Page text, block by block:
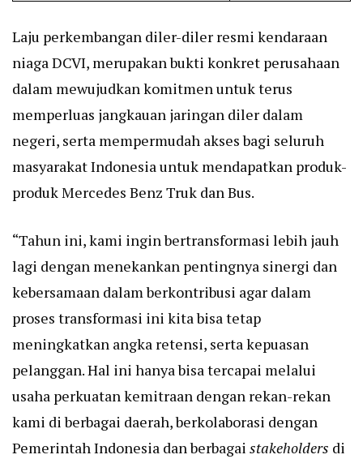
Laju perkembangan diler-diler resmi kendaraan
niaga DCVI, merupakan bukti konkret perusahaan
dalam mewujudkan komitmen untuk terus
memperluas jangkauan jaringan diler dalam
negeri, serta mempermudah akses bagi seluruh
masyarakat Indonesia untuk mendapatkan produk-
produk Mercedes Benz Truk dan Bus.
“Tahun ini, kami ingin bertransformasi lebih jauh
lagi dengan menekankan pentingnya sinergi dan
kebersamaan dalam berkontribusi agar dalam
proses transformasi ini kita bisa tetap
meningkatkan angka retensi, serta kepuasan
pelanggan. Hal ini hanya bisa tercapai melalui
usaha perkuatan kemitraan dengan rekan-rekan
kami di berbagai daerah, berkolaborasi dengan
Pemerintah Indonesia dan berbagai stakeholders di